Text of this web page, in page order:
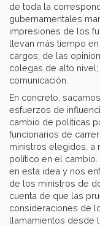
de toda la
gubernamentales
impresiones de los
llevan más tiempo
cargos; de las
colegas de alto
comunicación.
En concreto,
esfuerzos de
cambio de políticas
funcionarios de
ministros elegidos, a
político en el
en esta idea y nos
de los ministros de
cuenta de que las
consideraciones de
llamamientos desde